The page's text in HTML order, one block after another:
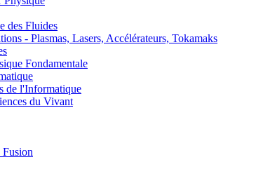
des Fluides
- Plasmas, Lasers, Accélérateurs, Tokamaks
Fondamentale
de l'Informatique
du Vivant
Fusion